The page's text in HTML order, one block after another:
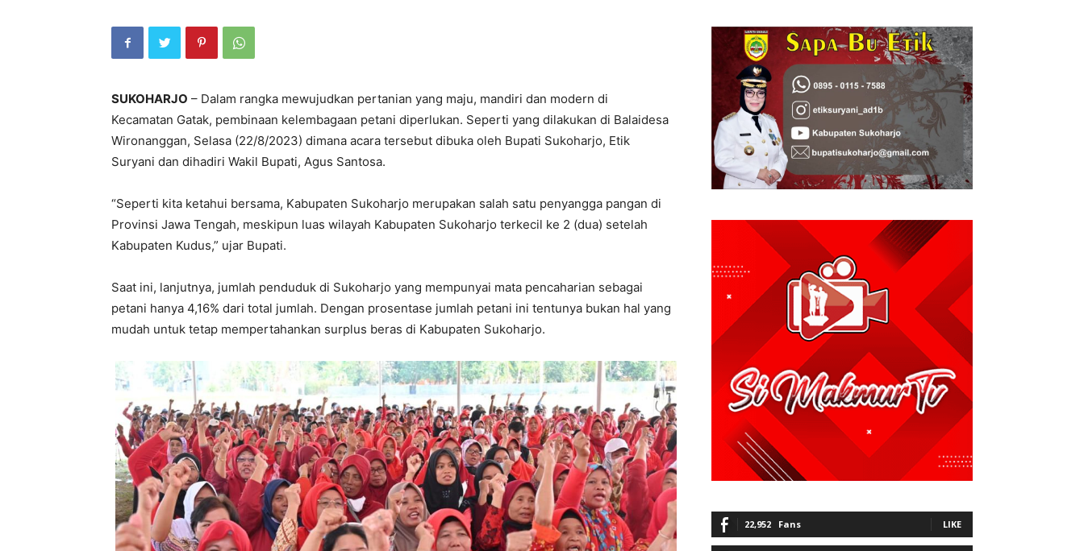
SUKOHARJO – Dalam rangka mewujudkan pertanian yang maju, mandiri dan modern di
Kecamatan Gatak, pembinaan kelembagaan petani diperlukan. Seperti yang dilakukan di Balaidesa
Wironanggan, Selasa (22/8/2023) dimana acara tersebut dibuka oleh Bupati Sukoharjo, Etik
Suryani dan dihadiri Wakil Bupati, Agus Santosa.
“Seperti kita ketahui bersama, Kabupaten Sukoharjo merupakan salah satu penyangga pangan di
Provinsi Jawa Tengah, meskipun luas wilayah Kabupaten Sukoharjo terkecil ke 2 (dua) setelah
Kabupaten Kudus,” ujar Bupati.
Saat ini, lanjutnya, jumlah penduduk di Sukoharjo yang mempunyai mata pencaharian sebagai
petani hanya 4,16% dari total jumlah. Dengan prosentase jumlah petani ini tentunya bukan hal yang
mudah untuk tetap mempertahankan surplus beras di Kabupaten Sukoharjo.
22,952 Fans LIKE